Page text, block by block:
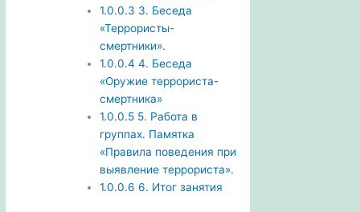
1.0.0.3 3. Беседа
«Террористы-
смертники».
1.0.0.4 4. Беседа
«Оружие террориста-
смертника»
1.0.0.55. Работа в
группах. Памятка
«Правила поведения при
выявление террориста».
1.0.0.6 6. Итог занятия